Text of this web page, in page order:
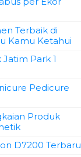
Terbaik di
Kamu Ketahui
Park 1
Pedicure
Produk
D7200 Terbaru